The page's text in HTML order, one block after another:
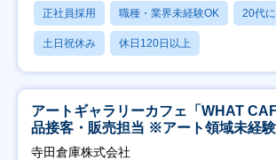
正社員採用 職種・業界未経験OK 20代
土日祝休み 休日120日以上
アートギャラリーカフェ「WHAT
品接客・販売担当 ※アート領域未経
寺田倉庫株式会社